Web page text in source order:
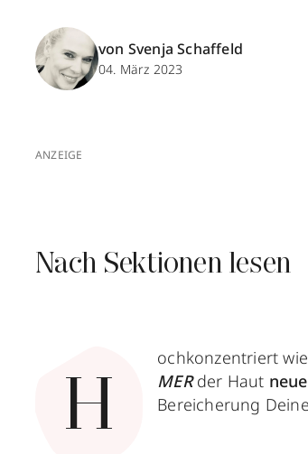
von Svenja Schaffeld
04. März 2023
ANZEIGE
Nach Sektionen lesen
H
ochkonzentriert
MERder Haut
Bereicherung